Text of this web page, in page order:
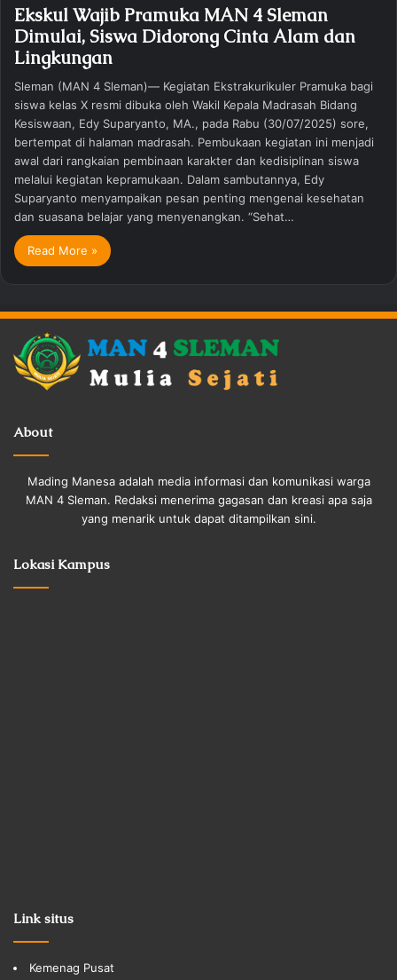
Ekskul Wajib Pramuka MAN 4 Sleman
Dimulai, Siswa Didorong Cinta Alam dan
Lingkungan
Sleman (MAN 4 Sleman)— Kegiatan Ekstrakurikuler Pramuka bagi
siswa kelas X resmi dibuka oleh Wakil Kepala Madrasah Bidang
Kesiswaan, Edy Suparyanto, MA., pada Rabu (30/07/2025) sore,
bertempat di halaman madrasah. Pembukaan kegiatan ini menjadi
awal dari rangkaian pembinaan karakter dan kedisiplinan siswa
melalui kegiatan kepramukaan. Dalam sambutannya, Edy
Suparyanto menyampaikan pesan penting mengenai kesehatan
dan suasana belajar yang menyenangkan. “Sehat…
Read More »
About
Mading Manesa adalah media informasi dan komunikasi warga
MAN 4 Sleman. Redaksi menerima gagasan dan kreasi apa saja
yang menarik untuk dapat ditampilkan sini.
Lokasi Kampus
Link situs
Kemenag Pusat